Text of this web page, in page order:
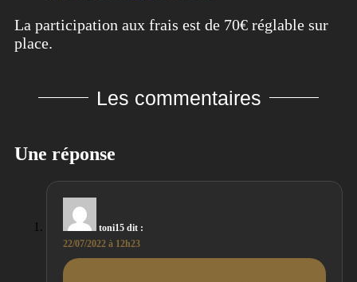
La participation aux frais est de 70€ réglable sur
place.
Les commentaires
Une réponse
toni15 dit :
22/07/2022 à 12h23